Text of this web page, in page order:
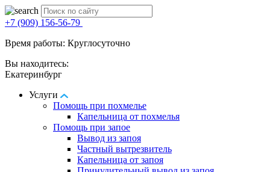
+7 (909) 156-56-79
Время работы: Круглосуточно
Вы находитесь:
Екатеринбург
Услуги
Помощь при похмелье
Капельница от похмелья
Помощь при запое
Вывод из запоя
Частный вытрезвитель
Капельница от запоя